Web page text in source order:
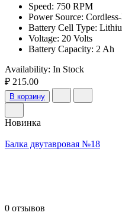
Speed: 750 RPM
Power Source:
Battery Cell Type:
Voltage: 20 Volts
Battery Capacity: 2 Ah
Availability: In Stock
₽ 215.00
В корзину
Новинка
Балка двутавровая №18
0 отзывов